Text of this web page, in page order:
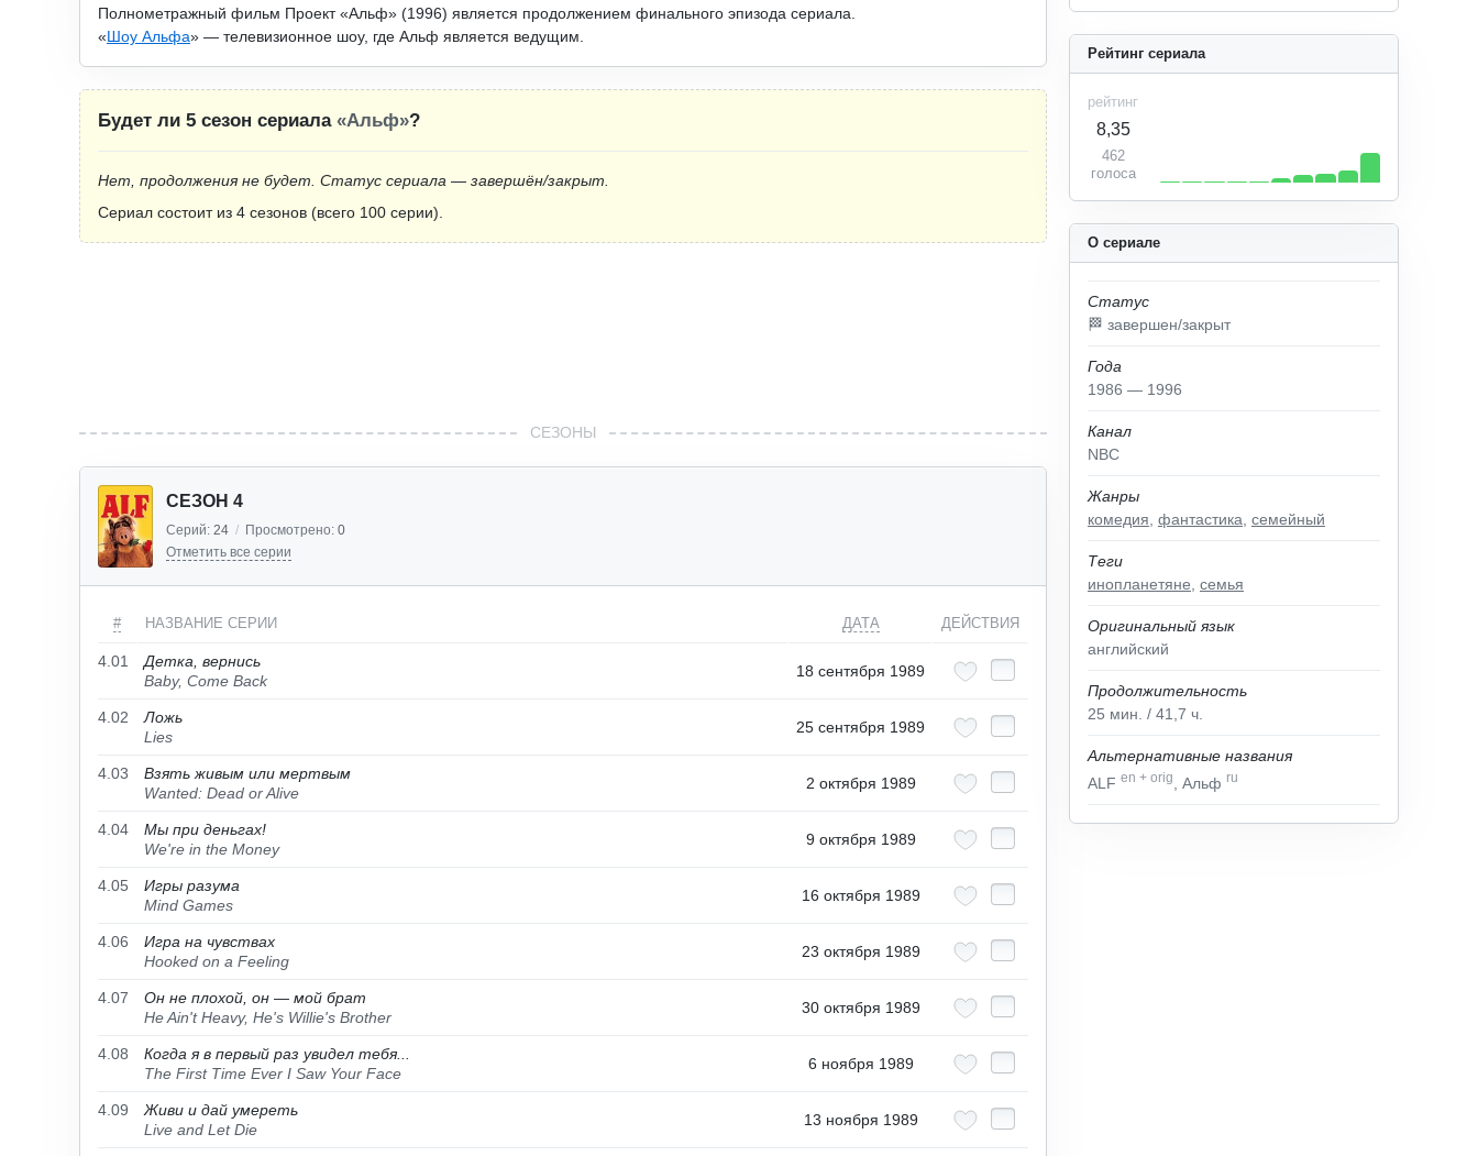
О сериале
Статус
🏁 завершен/закрыт
Года
1986 — 1996
Канал
NBC
Жанры
комедия фантастика семейный
Теги
инопланетяне семья
Оригинальный язык
английский
Продолжительность
25 мин. / 41,7 ч.
Альтернативные названия
ALF en + orig , Альф ru
Рейтинг сериала
рейтинг
8,35
462
голоса
Полнометражный фильм Проект «Альф» (1996) является продолжением финального эпизода сериала.
«Шоу Альфа» — телевизионное шоу, где Альф является ведущим.
Будет ли 5 сезон сериала «Альф»?
Нет, продолжения не будет. Статус сериала — завершён/закрыт.
Сериал состоит из 4 сезонов (всего 100 серии).
СЕЗОНЫ
СЕЗОН 4
Серий: 24 / Просмотрено: 0
Отметить все серии
# НАЗВАНИЕ СЕРИИ ДАТА ДЕЙСТВИЯ
4.01
Детка, вернись
Baby, Come Back
18 сентября 1989
4.02
Ложь
Lies
25 сентября 1989
4.03
Взять живым или мертвым
Wanted: Dead or Alive
2 октября 1989
4.04
Мы при деньгах!
We're in the Money
9 октября 1989
4.05
Игры разума
Mind Games
16 октября 1989
4.06
Игра на чувствах
Hooked on a Feeling
23 октября 1989
4.07
Он не плохой, он — мой брат
He Ain't Heavy, He's Willie's Brother
30 октября 1989
4.08
Когда я в первый раз увидел тебя...
The First Time Ever I Saw Your Face
6 ноября 1989
4.09
Живи и дай умереть
Live and Let Die
13 ноября 1989